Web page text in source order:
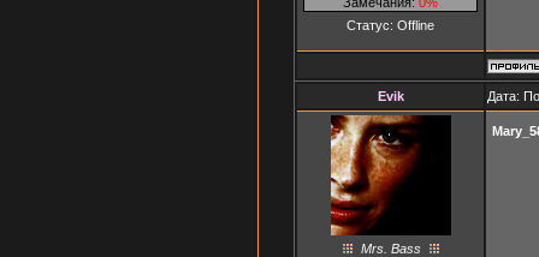
Статус: Offline
Evik Дата:
Mrs. Bass